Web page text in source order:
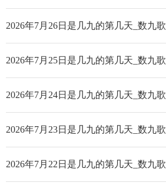
2026年7月26日是几九的第几天_数九歌
2026年7月25日是几九的第几天_数九歌
2026年7月24日是几九的第几天_数九歌
2026年7月23日是几九的第几天_数九歌
2026年7月22日是几九的第几天_数九歌